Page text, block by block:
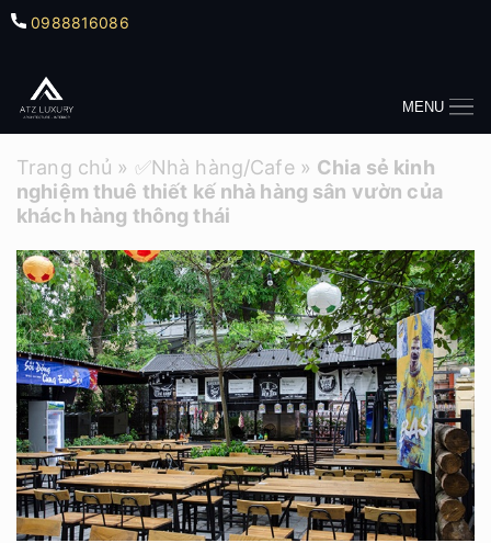
0988816086
MENU
Trang chủ » ✅Nhà hàng/Cafe» Chia sẻ kinh
nghiệm thuê thiết kế nhà hàng sân vườn của
khách hàng thông thái